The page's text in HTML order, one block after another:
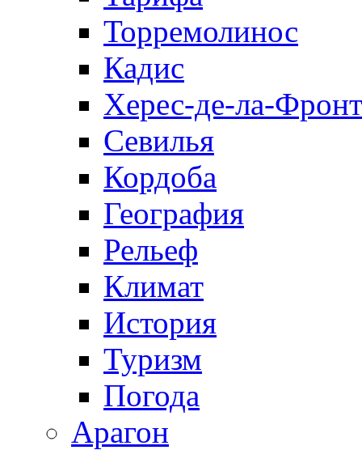
Торремолинос
Кадис
Херес-де-ла-
Севилья
Кордоба
География
Рельеф
Климат
История
Туризм
Погода
Арагон